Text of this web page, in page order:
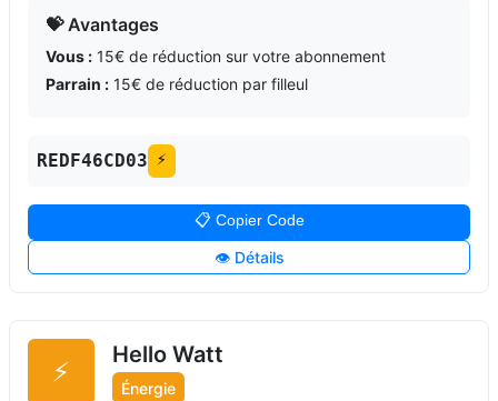
💝 Avantages
Vous : 15€ de réduction sur votre abonnement
Parrain : 15€ de réduction par filleul
REDF46CD03 ⚡
📋 Copier Code
👁️ Détails
⚡
Hello Watt
Énergie